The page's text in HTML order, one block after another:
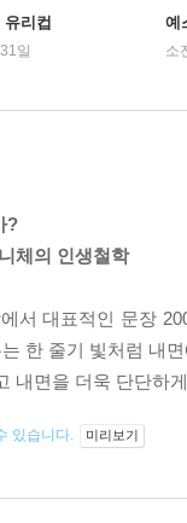
리컵
일
예
소
?
체의 인생철학
서 대표적인 문장
한 줄기 빛처럼 내
내면을 더욱 단단하
있습니다. 미리보기